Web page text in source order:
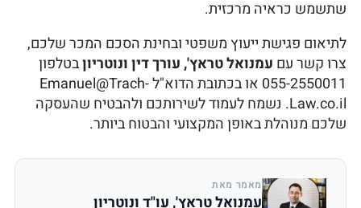
שתשמש כראיה מרכזית.
לתיאום פגישת ייעוץ משפטי ובחינת הסכם המכר שלכם,
צרו קשר עם עמנואל טראץ', עורך דין ונוטריוןבטלפון
055-2550011 או בכתובת הדוא"ל Emanuel@Trach-
Law.co.il. נשמח לעמוד לשירותכם ולהבטיח שהעסקה
שלכם מנוהלת באופן המקצועי והבטוח ביותר.
מאמר מאת
עמנואל טראץ', עו"ד ונוטריון